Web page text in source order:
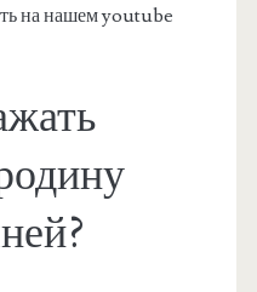
на нашем youtube